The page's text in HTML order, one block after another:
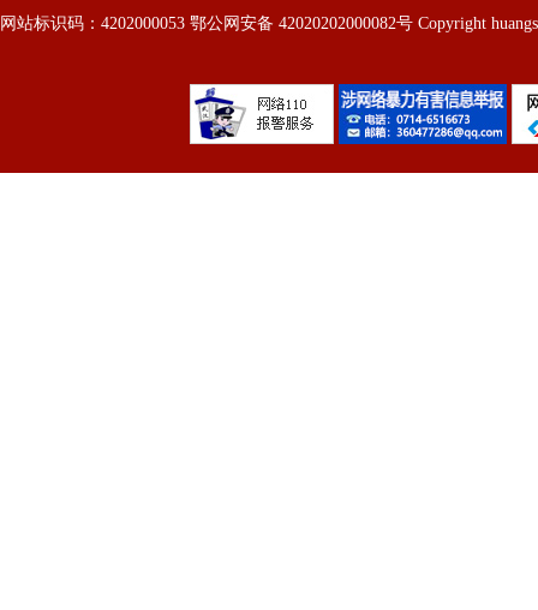
网站标识码：4202000053 鄂公网安备 42020202000082号 Copyright